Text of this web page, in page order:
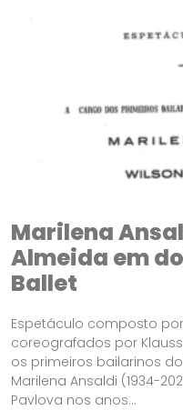
Marilena
Almeida em
Ballet
Espetáculo composto
coreografados por
os primeiros bailarinos
Marilena Ansaldi (1934-
Pavlova nos anos...